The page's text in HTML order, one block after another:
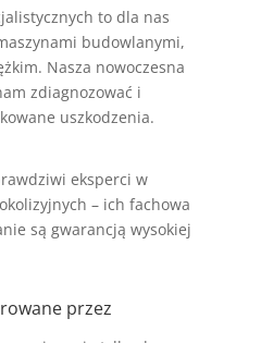
to dla nas
budowlanymi,
Nasza nowoczesna
zdiagnozować i
uszkodzenia.
eksperci w
– ich fachowa
są gwarancją wysokiej
przez